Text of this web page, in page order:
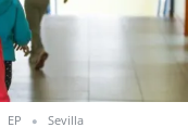
EP Sevilla